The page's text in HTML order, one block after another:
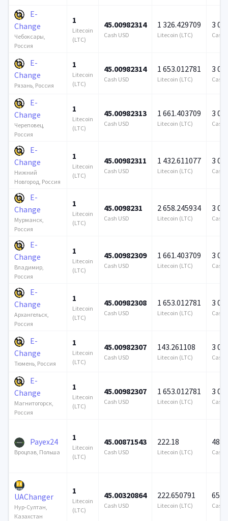
E-
Change
Чебоксары,
Россия
1
Litecoin
(LTC)
45.00982314
Cash USD
1 326.429709
Litecoin (LTC)
3
Cash
E-
Change
Рязань, Россия
1
Litecoin
(LTC)
45.00982314
Cash USD
1 653.012781
Litecoin (LTC)
3
Cash
E-
Change
Череповец,
Россия
1
Litecoin
(LTC)
45.00982313
Cash USD
1 661.403709
Litecoin (LTC)
3
Cash
E-
Change
Нижний
Новгород, Россия
1
Litecoin
(LTC)
45.00982311
Cash USD
1 432.611077
Litecoin (LTC)
3
Cash
E-
Change
Мурманск,
Россия
1
Litecoin
(LTC)
45.0098231
Cash USD
2 658.245934
Litecoin (LTC)
3
Cash
E-
Change
Владимир,
Россия
1
Litecoin
(LTC)
45.00982309
Cash USD
1 661.403709
Litecoin (LTC)
3
Cash
E-
Change
Архангельск,
Россия
1
Litecoin
(LTC)
45.00982308
Cash USD
1 653.012781
Litecoin (LTC)
3
Cash
E-
Change
Тюмень, Россия
1
Litecoin
(LTC)
45.00982307
Cash USD
143.261108
Litecoin (LTC)
3
Cash
E-
Change
Магнитогорск,
Россия
1
Litecoin
(LTC)
45.00982307
Cash USD
1 653.012781
Litecoin (LTC)
3
Cash
Payex24
Вроцлав, Польша
1
Litecoin
(LTC)
45.00871543
Cash USD
222.18
Litecoin (LTC)
485
Cash
UAChanger
Нур-Султан,
Казахстан
1
Litecoin
(LTC)
45.00320864
Cash USD
222.650791
Litecoin (LTC)
656
Cash